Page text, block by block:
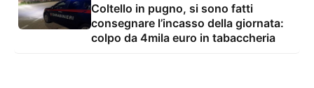
Coltello in pugno, si sono fatti
consegnare l’incasso della giornata:
colpo da 4mila euro in tabaccheria